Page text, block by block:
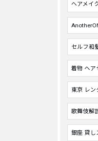
ヘアメイ
セルフ和
着物 ヘア
東京 レン
歌舞伎解
銀座 貸し